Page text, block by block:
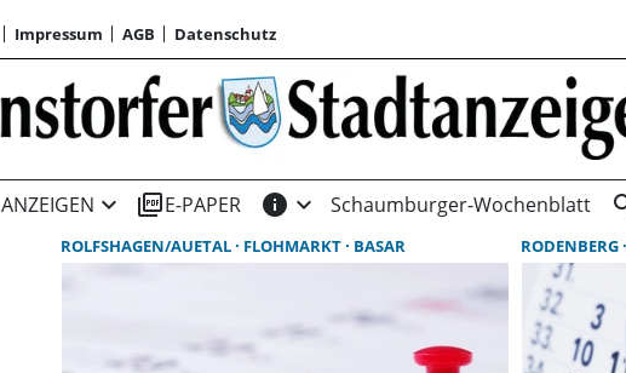
Impressum AGB Datenschutz
ANZEIGEN expand_more picture_as_pdfE-PAPER info expand_more Schaumburger-Wochenblatt
ROLFSHAGEN/AUETAL FLOHMARKT BASAR RODENBERG